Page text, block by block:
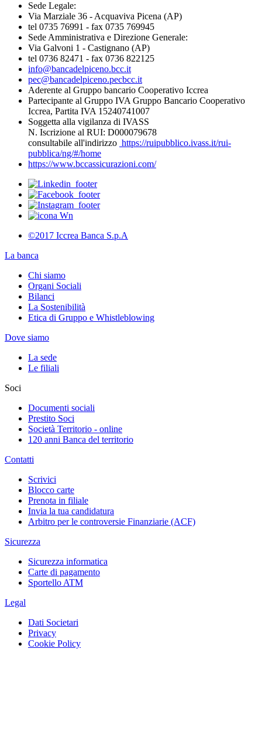
Sede Legale:
Via Marziale 36 - Acquaviva Picena (AP)
tel 0735 76991 - fax 0735 769945
Sede Amministrativa e Direzione Generale:
Via Galvoni 1 - Castignano (AP)
tel 0736 82471 - fax 0736 822125
info@bancadelpiceno.bcc.it
pec@bancadelpiceno.pecbcc.it
Aderente al Gruppo bancario Cooperativo Iccrea
Partecipante al Gruppo IVA Gruppo Bancario Cooperativo
Iccrea, Partita IVA 15240741007
Soggetta alla vigilanza di IVASS
N. Iscrizione al RUI: D000079678
consultabile all'indirizzo https://ruipubblico.ivass.it/rui-
pubblica/ng/#/home
https://www.bccassicurazioni.com/
©2017 Iccrea Banca S.p.A
La banca
Chi siamo
Organi Sociali
Bilanci
La Sostenibilità
Etica di Gruppo e Whistleblowing
Dove siamo
La sede
Le filiali
Soci
Documenti sociali
Prestito Soci
Società Territorio - online
120 anni Banca del territorio
Contatti
Scrivici
Blocco carte
Prenota in filiale
Invia la tua candidatura
Arbitro per le controversie Finanziarie (ACF)
Sicurezza
Sicurezza informatica
Carte di pagamento
Sportello ATM
Legal
Dati Societari
Privacy
Cookie Policy